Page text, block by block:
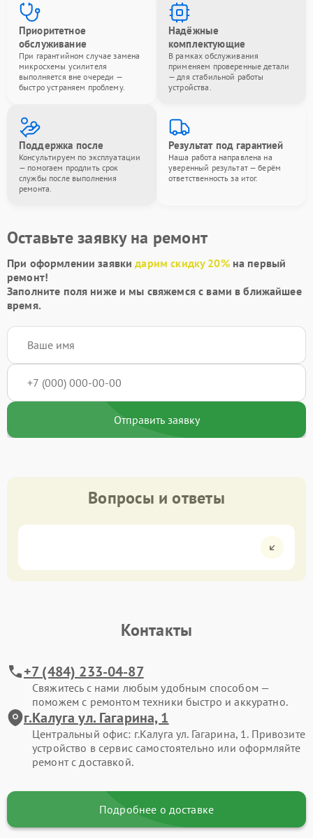
Приоритетное
обслуживание
При гарантийном случае замена
микросхемы усилителя
выполняется вне очереди —
быстро устраняем проблему.
Надёжные
комплектующие
В рамках обслуживания
применяем проверенные детали
— для стабильной работы
устройства.
Поддержка после
Консультируем по эксплуатации
— помогаем продлить срок
службы после выполнения
ремонта.
Результат под гарантией
Наша работа направлена на
уверенный результат — берём
ответственность за итог.
Оставьте заявку на ремонт
При оформлении заявкидарим скидку 20%на первый
ремонт!
Заполните поля ниже и мы свяжемся с вами в ближайшее
время.
Отправить заявку
Вопросы и ответы
Контакты
+7 (484) 233-04-87
Свяжитесь с нами любым удобным способом —
поможем с ремонтом техники быстро и аккуратно.
г.Калуга ул. Гагарина, 1
Центральный офис: г.Калуга ул. Гагарина, 1. Привозите
устройство в сервис самостоятельно или оформляйте
ремонт с доставкой.
Подробнее о доставке